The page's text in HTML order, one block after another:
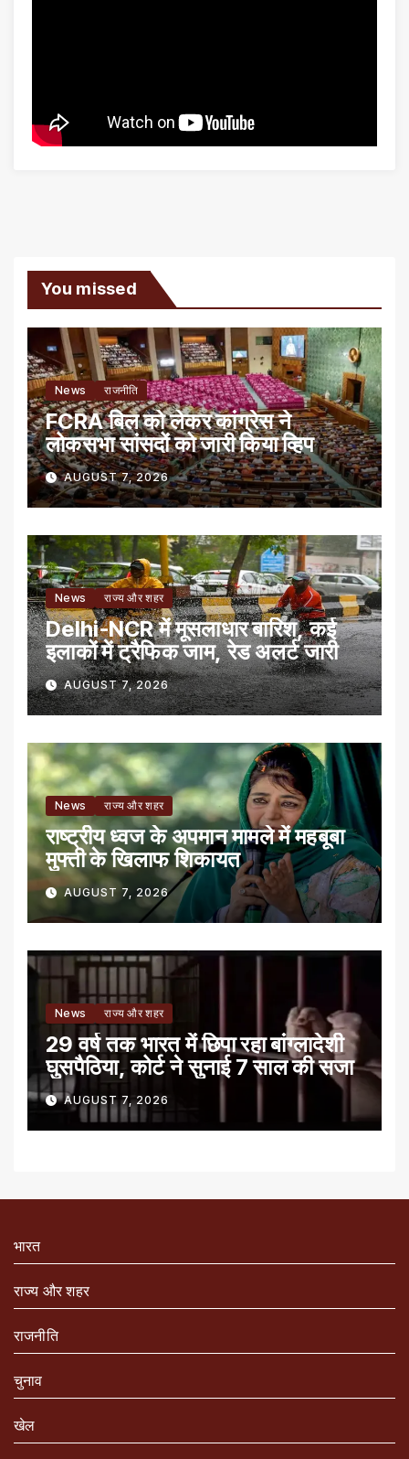
You missed
News राजनीति
FCRA बिल को लेकर कांग्रेस ने
लोकसभा सांसदों को जारी किया व्हिप
AUGUST 7, 2026
News राज्य और शहर
Delhi-NCR में मूसलाधार बारिश, कई
इलाकों में ट्रैफिक जाम, रेड अलर्ट जारी
AUGUST 7, 2026
News राज्य और शहर
राष्ट्रीय ध्वज के अपमान मामले में महबूबा
मुफ्ती के खिलाफ शिकायत
AUGUST 7, 2026
News राज्य और शहर
29 वर्ष तक भारत में छिपा रहा बांग्लादेशी
घुसपैठिया, कोर्ट ने सुनाई 7 साल की सजा
AUGUST 7, 2026
भारत
राज्य और शहर
राजनीति
चुनाव
खेल